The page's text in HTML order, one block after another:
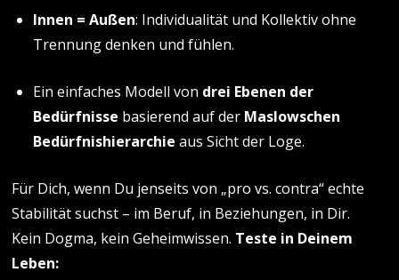
Innen = Außen: Individualität und Kollektiv ohne
Trennung denken und fühlen.
Ein einfaches Modell von drei Ebenen der
Bedürfnisse basierend auf der Maslowschen
Bedürfnishierarchie aus Sicht der Loge.
Für Dich, wenn Du jenseits von „pro vs. contra“ echte
Stabilität suchst – im Beruf, in Beziehungen, in Dir.
Kein Dogma, kein Geheimwissen. Teste in Deinem
Leben: